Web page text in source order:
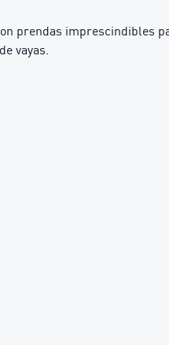
prendas imprescindibles
vayas.